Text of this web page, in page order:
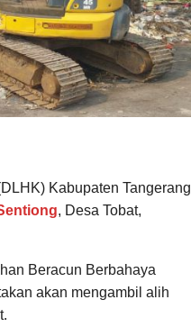
Kabupaten Tangerang
, Desa Tobat,
Beracun Berbahaya
akan mengambil alih